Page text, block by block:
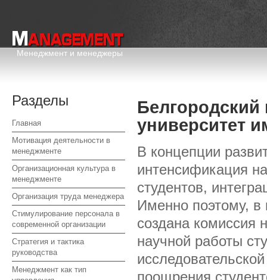
Менеджмент и менеджеры
Разделы
Главная
Мотивация деятельности в
менеджменте
Организационная культура в
менеджменте
Организация труда менеджера
Стимулирование персонала в
современной организации
Стратегия и тактика
руководства
Менеджмент как тип
Белгородский
университет
В концепции
интенсификация
студентов,
Именно поэтому, в
создана комиссия
научной работы